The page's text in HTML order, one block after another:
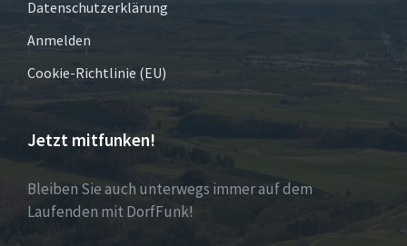
Datenschutzerklärung
Anmelden
Cookie-Richtlinie (EU)
Jetzt mitfunken!
Bleiben Sie auch unterwegs immer auf dem
Laufenden mit DorfFunk!